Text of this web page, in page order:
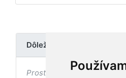
Dôležité upozornenie
Prostredníctvom stránky